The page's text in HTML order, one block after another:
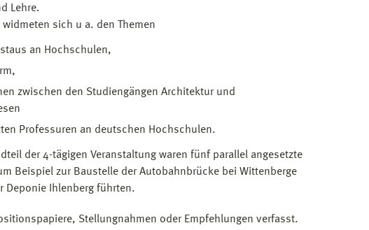
Lehre.
widmeten sich u a. den Themen
an Hochschulen,
zwischen den Studiengängen Architektur und
Professuren an deutschen Hochschulen.
der 4-tägigen Veranstaltung waren fünf parallel angesetzte
Beispiel zur Baustelle der Autobahnbrücke bei Wittenberge
Deponie Ihlenberg führten.
Stellungnahmen oder Empfehlungen verfasst.